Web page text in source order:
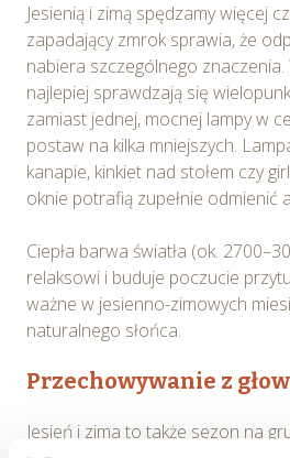
Jesienią i zimą spędzamy więcej
zapadający zmrok sprawia, że
nabiera szczególnego znaczenia.
najlepiej sprawdzają się
zamiast jednej, mocnej lampy w
postaw na kilka mniejszych.
kanapie, kinkiet nad stołem czy
oknie potrafią zupełnie odmienić
Ciepła barwa światła (ok.
relaksowi i buduje poczucie
ważne w jesienno-zimowych
naturalnego słońca.
Przechowywanie z
Jesień i zima to także sezon na